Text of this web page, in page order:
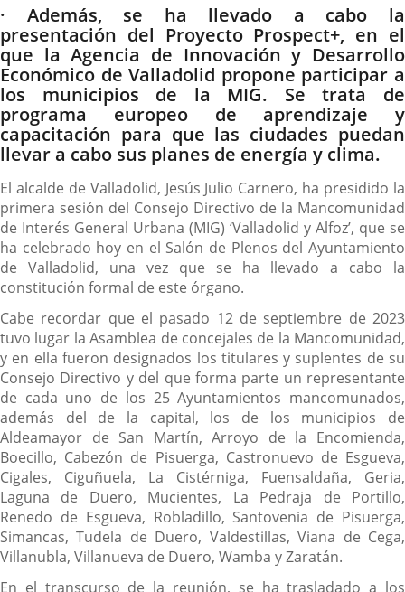
Descripción
· Además, se ha llevado a cabo la
presentación del Proyecto Prospect+, en el
que la Agencia de Innovación y Desarrollo
Económico de Valladolid propone participar a
los municipios de la MIG. Se trata de
programa europeo de aprendizaje y
capacitación para que las ciudades puedan
llevar a cabo sus planes de energía y clima.
El alcalde de Valladolid, Jesús Julio Carnero, ha presidido la
primera sesión del Consejo Directivo de la Mancomunidad
de Interés General Urbana (MIG) ‘Valladolid y Alfoz’, que se
ha celebrado hoy en el Salón de Plenos del Ayuntamiento
de Valladolid, una vez que se ha llevado a cabo la
constitución formal de este órgano.
Cabe recordar que el pasado 12 de septiembre de 2023
tuvo lugar la Asamblea de concejales de la Mancomunidad,
y en ella fueron designados los titulares y suplentes de su
Consejo Directivo y del que forma parte un representante
de cada uno de los 25 Ayuntamientos mancomunados,
además del de la capital, los de los municipios de
Aldeamayor de San Martín, Arroyo de la Encomienda,
Boecillo, Cabezón de Pisuerga, Castronuevo de Esgueva,
Cigales, Ciguñuela, La Cistérniga, Fuensaldaña, Geria,
Laguna de Duero, Mucientes, La Pedraja de Portillo,
Renedo de Esgueva, Robladillo, Santovenia de Pisuerga,
Simancas, Tudela de Duero, Valdestillas, Viana de Cega,
Villanubla, Villanueva de Duero, Wamba y Zaratán.
En el transcurso de la reunión, se ha trasladado a los